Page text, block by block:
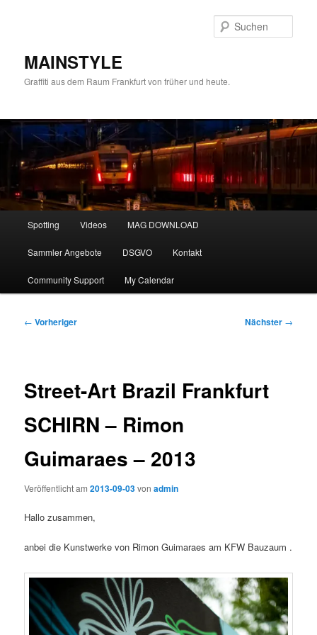
MAINSTYLE
Graffiti aus dem Raum Frankfurt von früher und heute.
Spotting Videos MAG DOWNLOAD
Sammler Angebote DSGVO Kontakt
Community Support My Calendar
Beitragsnavigation
← Vorheriger Nächster →
Street-Art Brazil Frankfurt
SCHIRN – Rimon
Guimaraes – 2013
Veröffentlicht am2013-09-03vonadmin
Hallo zusammen,
anbei die Kunstwerke von Rimon Guimaraes am KFW Bauzaum .